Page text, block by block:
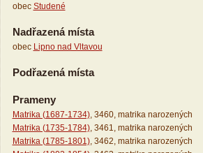
obec Studené
Nadřazená místa
obec Lipno nad Vltavou
Podřazená místa
Prameny
Matrika (1687-1734), 3460, matrika narozených
Matrika (1735-1784), 3461, matrika narozených
Matrika (1785-1801), 3462, matrika narozených